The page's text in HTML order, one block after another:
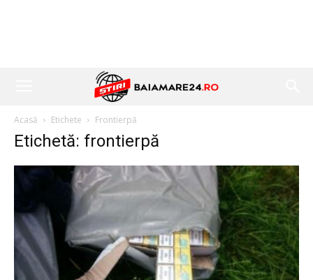
Acasă Etichete Frontierpă
Etichetă: frontierpă